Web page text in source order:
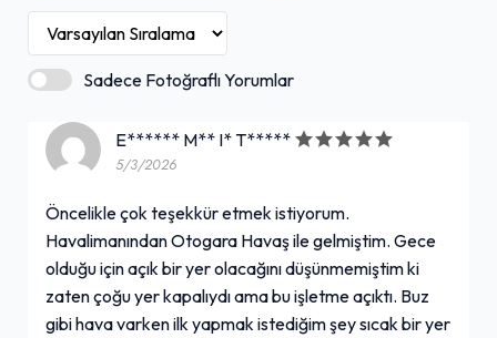
Sadece Fotoğraflı Yorumlar
E****** M** I* T*****
5/3/2026
Öncelikle çok teşekkür etmek istiyorum.
Havalimanından Otogara Havaş ile gelmiştim. Gece
olduğu için açık bir yer olacağını düşünmemiştim ki
zaten çoğu yer kapalıydı ama bu işletme açıktı. Buz
gibi hava varken ilk yapmak istediğim şey sıcak bir yer